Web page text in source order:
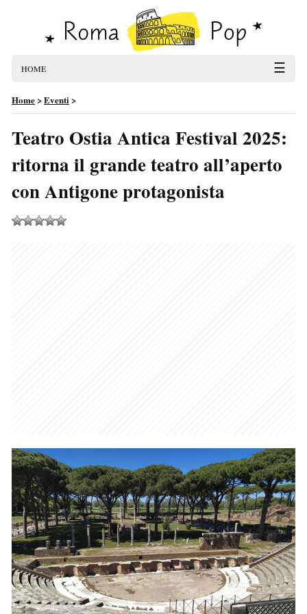
HOME ☰
Home>Eventi>
Teatro Ostia Antica Festival 2025:
ritorna il grande teatro all’aperto
con Antigone protagonista